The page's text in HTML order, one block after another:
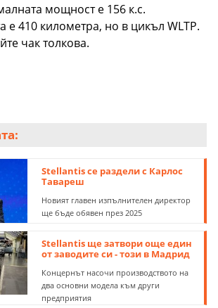
мощност е 156 к.с.
е 410 километра, но в цикъл WLTP.
чак толкова.
Stellantis се раздели с Карлос
Тавареш
Новият главен изпълнителен директор
ще бъде обявен през 2025
Stellantis ще затвори още един
от заводите си - този в Мадрид
Концернът насочи производството на
два основни модела към други
предприятия